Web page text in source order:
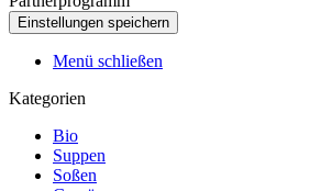
Menü schließen
Kategorien
Bio
Suppen
Soßen